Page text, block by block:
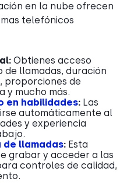
en la nube ofrecen
telefónicos
Obtienes acceso
de llamadas, duración
proporciones de
y mucho más.
en habilidades: Las
automáticamente al
y experiencia
de llamadas: Esta
grabar y acceder a las
controles de calidad,